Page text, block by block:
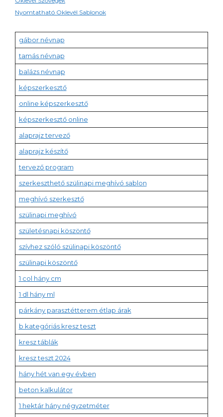
Nyomtatható Oklevél Sablonok
gábor névnap
tamás névnap
balázs névnap
képszerkesztő
online képszerkesztő
képszerkesztő online
alaprajz tervező
alaprajz készítő
tervező program
szerkeszthető szülinapi meghívó sablon
meghívó szerkesztő
szülinapi meghívó
születésnapi köszöntő
szívhez szóló szülinapi köszöntő
szülinapi köszöntő
1 col hány cm
1 dl hány ml
párkány parasztétterem étlap árak
b kategóriás kresz teszt
kresz táblák
kresz teszt 2024
hány hét van egy évben
beton kalkulátor
1 hektár hány négyzetméter